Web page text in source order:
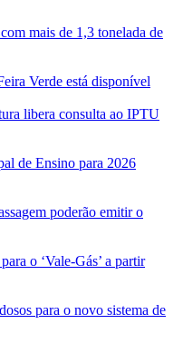
com mais de 1,3 tonelada de
Verde está disponível
libera consulta ao IPTU
de Ensino para 2026
poderão emitir o
o ‘Vale-Gás’ a partir
para o novo sistema de